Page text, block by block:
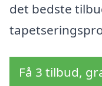
det bedste
Få 3 tilbud,